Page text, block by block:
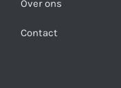
Over ons
Contact